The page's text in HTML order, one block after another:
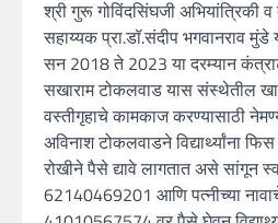
श्री गुरू गोविंदसिंघजी अभियांत्रिकी
सहाय्यक प्रा.डॉ.संदीप भगवानराव मुंडे
सन 2018 ते 2023 या दरम्यान
सखाराम टोकलवाड यास संस्थेतील
वस्तीगृहाचे कामकाज करण्यासाठी
अविनाश टोकलवाडने विद्यार्थ्यांना
रोखीने पैसे द्यावे लागतात असे सांगून
62140469201 आणि पत्नीच्या